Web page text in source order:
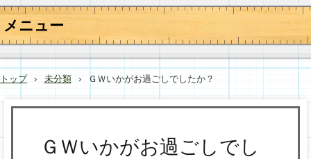
メニュー
コ
テ
ン
へ
トップ › 未分類 › ＧＷいかがお過ごしでしたか？
ＧＷいかがお過ごしでし